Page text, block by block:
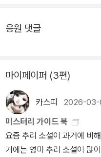
대한 이해가 높아지면 그만
걸작선’, ‘브라운 신부 시리
코스케 시리즈’, ‘엘러리 퀸
미스터리 관련 홈페이지 중 가
20년 넘게 운영 중으로 ‘미스
고의 권위자라 할 만하다. 그
서 밝힌다. ‘미스터리 장르를
을 위해 쓰였다. 한 장르를
응원 댓글
마이페이퍼 (3편)
카스피 2026-03-
미스터리 가이드 북
요즘 추리 소설이 과거에 비
거에는 영미 추리 소설이 많